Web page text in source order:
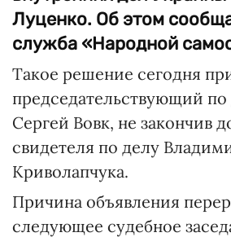
Луценко. Об этом
служба «Народной
Такое решение сегодня
председательствующий по
Сергей Вовк, не закончив
свидетеля по делу
Криволапчука.
Причина объявления
следующее судебное